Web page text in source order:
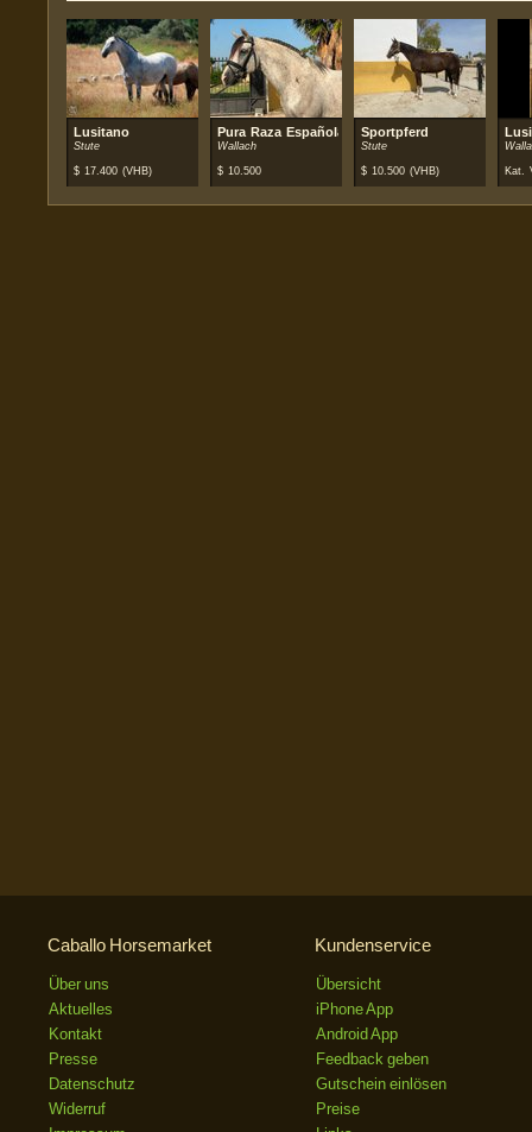
Lusitano
Stute
$ 17.400 (VHB)
Pura Raza Española (PRE)
Wallach
$ 10.500
Sportpferd
Stute
$ 10.500 (VHB) Kat.
Caballo Horsemarket
Über uns
Aktuelles
Kontakt
Presse
Datenschutz
Widerruf
Kundenservice
Übersicht
iPhone App
Android App
Feedback geben
Gutschein einlösen
Preise